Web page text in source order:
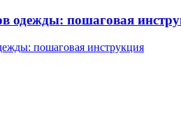
одежды: пошаговая